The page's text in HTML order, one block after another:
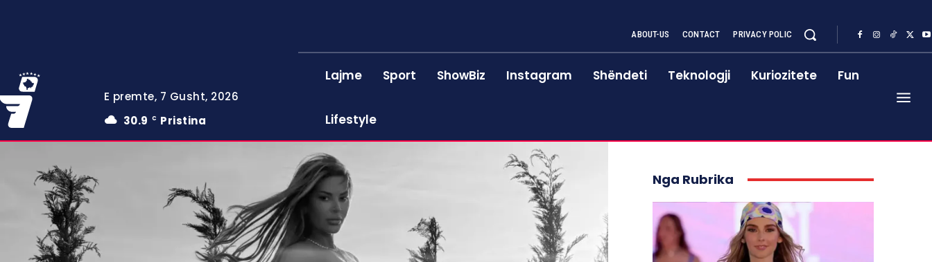
E premte, 7 Gusht, 2026
30.9
C Pristina
ABOUT-US CONTACT PRIVACY POLIC
Lajme Sport ShowBiz Instagram Shëndeti Teknologji Kuriozitete Fun
Lifestyle
Nga Rubrika